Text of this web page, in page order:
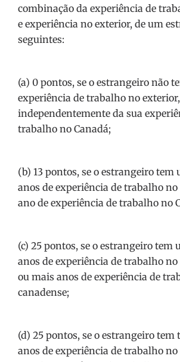
combinação da experiência de
e experiência no exterior, de um
seguintes:
(a) 0 pontos, se o estrangeiro não
experiência de trabalho no exterior,
independentemente da sua
trabalho no Canadá;
(b) 13 pontos, se o estrangeiro tem
anos de experiência de trabalho
ano de experiência de trabalho no
(c) 25 pontos, se o estrangeiro tem
anos de experiência de trabalho
ou mais anos de experiência de
canadense;
(d) 25 pontos, se o estrangeiro tem
anos de experiência de trabalho